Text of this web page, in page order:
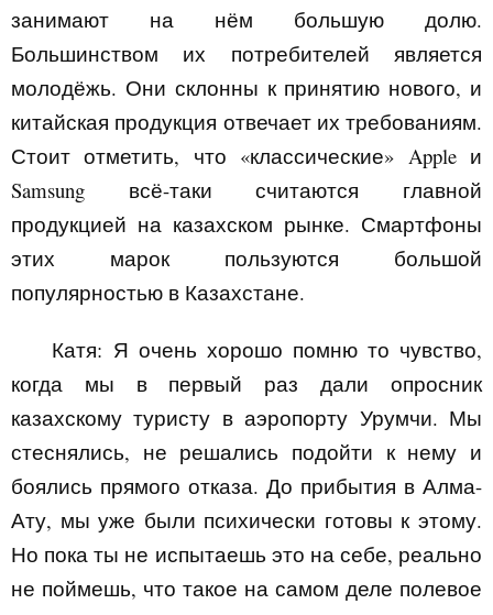
занимают на нём большую долю.
Большинством их потребителей является
молодёжь. Они склонны к принятию нового, и
китайская продукция отвечает их требованиям.
Стоит отметить, что «классические» Appleи
Samsung всё-таки считаются главной
продукцией на казахском рынке. Смартфоны
этих марок пользуются большой
популярностью в Казахстане.
Катя: Я очень хорошо помню то чувство,
когда мы в первый раз дали опросник
казахскому туристу в аэропорту Урумчи. Мы
стеснялись, не решались подойти к нему и
боялись прямого отказа. До прибытия в Алма-
Ату, мы уже были психически готовы к этому.
Но пока ты не испытаешь это на себе, реально
не поймешь, что такое на самом деле полевое